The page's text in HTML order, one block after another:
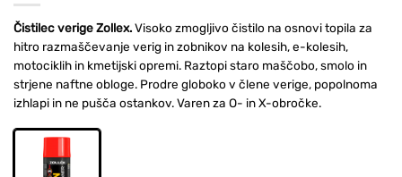
Čistilec verige Zollex.Visoko zmogljivo čistilo na osnovi topila za
hitro razmaščevanje verig in zobnikov na kolesih, e-kolesih,
motociklih in kmetijski opremi. Raztopi staro maščobo, smolo in
strjene naftne obloge. Prodre globoko v člene verige, popolnoma
izhlapi in ne pušča ostankov. Varen za O- in X-obročke.